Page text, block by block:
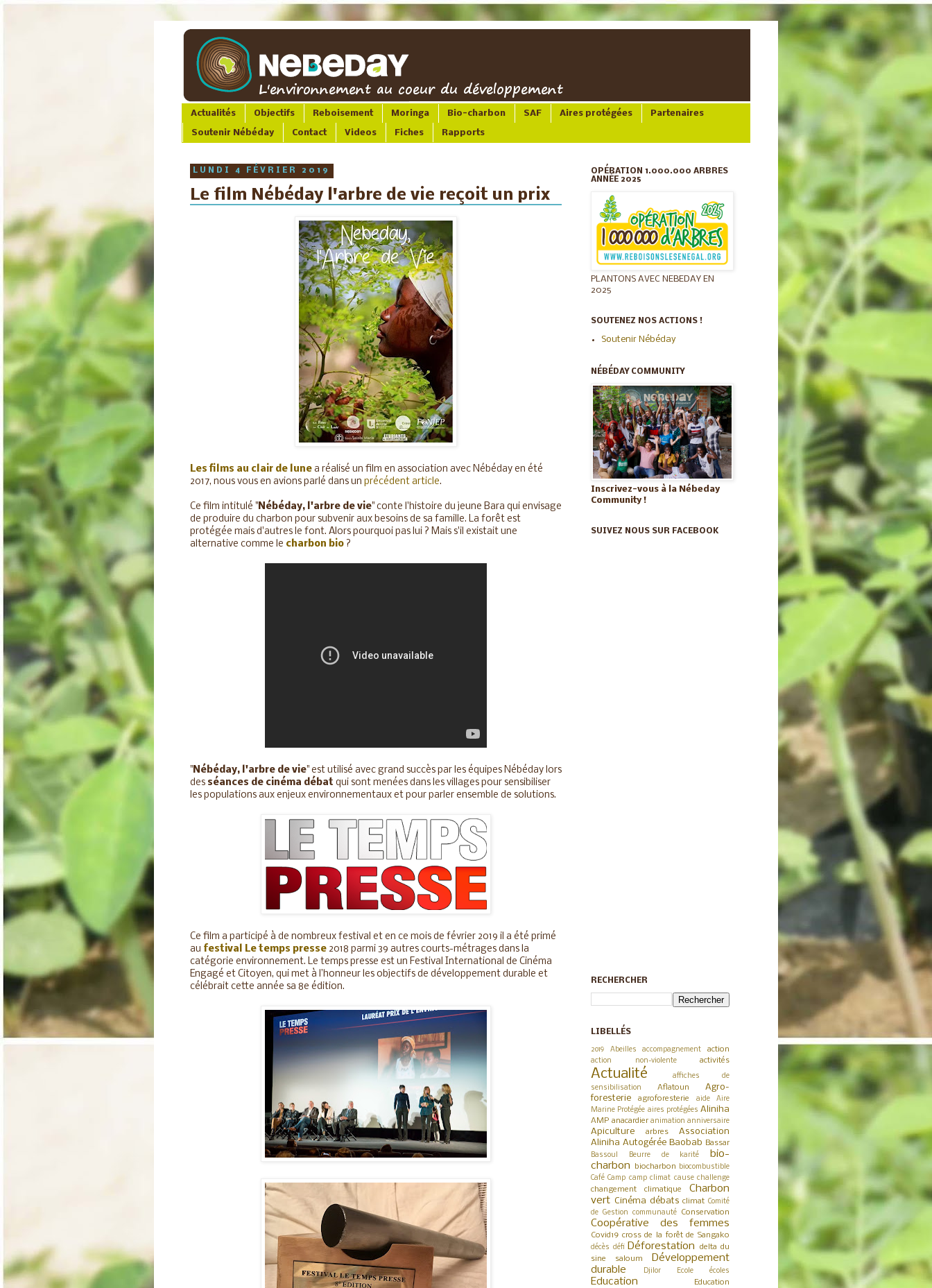
Actualités Objectifs Reboisement Moringa Bio-charbon SAF Aires protégées Partenaires
Soutenir Nébéday Contact Videos Fiches Rapports
LUNDI 4 FÉVRIER 2019
Le film Nébéday l'arbre de vie reçoit un prix
Les films au clair de lune a réalisé un film en association avec Nébéday en été
2017, nous vous en avions parlé dans un précédent article.
Ce film intitulé "Nébéday, l'arbre de vie" conte l'histoire du jeune Bara qui envisage
de produire du charbon pour subvenir aux besoins de sa famille. La forêt est
protégée mais d'autres le font. Alors pourquoi pas lui ? Mais s'il existait une
alternative comme le charbon bio ?
"Nébéday, l'arbre de vie" est utilisé avec grand succès par les équipes Nébéday lors
des séances de cinéma débat qui sont menées dans les villages pour sensibiliser
les populations aux enjeux environnementaux et pour parler ensemble de solutions.
Ce film a participé à de nombreux festival et en ce mois de février 2019 il a été primé
au festival Le temps presse 2018 parmi 39 autres courts-métrages dans la
catégorie environnement. Le temps presse est un Festival International de Cinéma
Engagé et Citoyen, qui met à l’honneur les objectifs de développement durable et
célébrait cette année sa 8e édition.
OPÉRATION 1.000.000 ARBRES
ANNÉE 2025
PLANTONS AVEC NEBEDAY EN
2025
SOUTENEZ NOS ACTIONS !
Soutenir Nébéday
NÉBÉDAY COMMUNITY
Inscrivez-vous à la Nébeday
Community !
SUIVEZ NOUS SUR FACEBOOK
RECHERCHER
LIBELLÉS
2019 Abeilles accompagnement action
action non-violente activités
Actualité
affiches de
sensibilisation
Aflatoun
Agro-
foresterie
agroforesterie aide
Aire
Marine Protégée aires protégées Aliniha
AMP anacardier animation anniversaire
Apiculture arbres
Association
Aliniha Autogérée Baobab Bassar
Bassoul Beurre de karité
bio-
charbon
biocharbon biocombustible
Café Camp camp climat cause challenge
changement climatique
Charbon
vert Cinéma débats climat Comité
de Gestion
communauté Conservation
Coopérative des femmes
Covid19 cross de la forêt de Sangako
décès défi Déforestation
delta du
sine saloum
Développement
durable
Djilor Ecole écoles
Education
Education